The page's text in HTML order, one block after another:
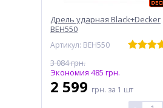
Дрель ударная Black+Decker
BEH550
Артикул: BEH550
3 084 грн.
Экономия 485 грн.
2 599 грн. за 1 шт